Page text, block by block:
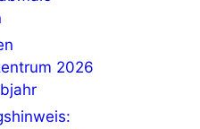
2026